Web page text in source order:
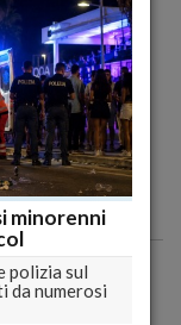
minorenni
polizia sul
da numerosi